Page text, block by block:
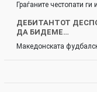
Граѓаните честопати
ДЕБИТАНТОТ
ДА БИДЕМЕ…
Македонската